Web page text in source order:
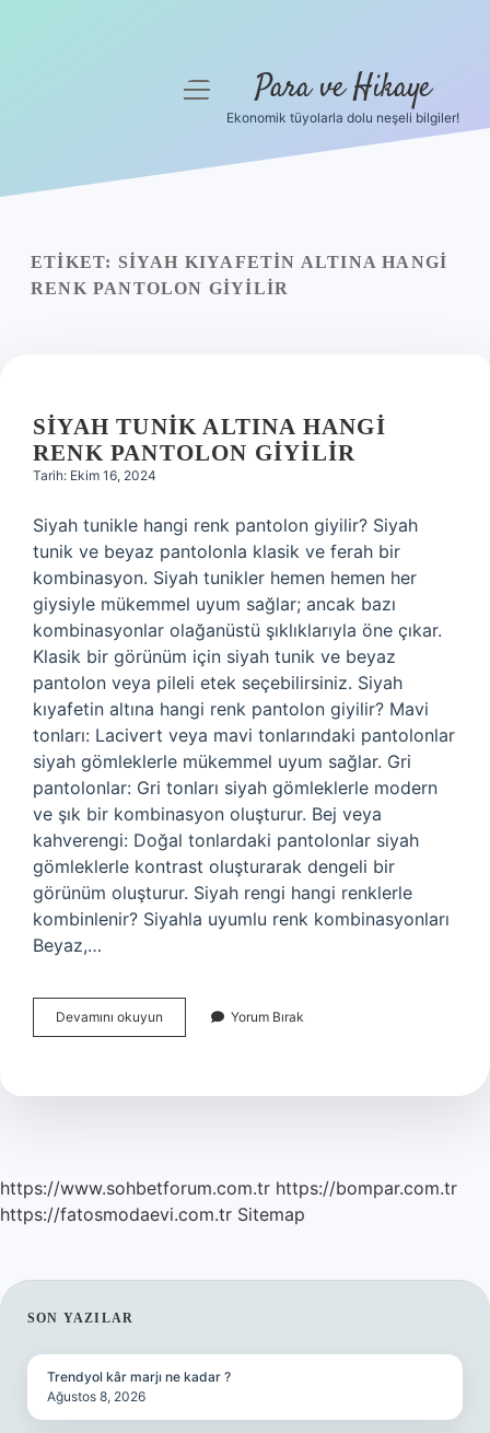
Yasal Uyarı
menüyü
Para ve Hikaye
Ekonomik tüyolarla dolu neşeli bilgiler!
ETIKET: SIYAH KIYAFETIN ALTINA HANGI
RENK PANTOLON GIYILIR
SIYAH TUNIK ALTINA HANGI
RENK PANTOLON GIYILIR
Tarih: Ekim 16, 2024
Siyah tunikle hangi renk pantolon giyilir? Siyah
tunik ve beyaz pantolonla klasik ve ferah bir
kombinasyon. Siyah tunikler hemen hemen her
giysiyle mükemmel uyum sağlar; ancak bazı
kombinasyonlar olağanüstü şıklıklarıyla öne çıkar.
Klasik bir görünüm için siyah tunik ve beyaz
pantolon veya pileli etek seçebilirsiniz. Siyah
kıyafetin altına hangi renk pantolon giyilir? Mavi
tonları: Lacivert veya mavi tonlarındaki pantolonlar
siyah gömleklerle mükemmel uyum sağlar. Gri
pantolonlar: Gri tonları siyah gömleklerle modern
ve şık bir kombinasyon oluşturur. Bej veya
kahverengi: Doğal tonlardaki pantolonlar siyah
gömleklerle kontrast oluşturarak dengeli bir
görünüm oluşturur. Siyah rengi hangi renklerle
kombinlenir? Siyahla uyumlu renk kombinasyonları
Beyaz,…
Devamını okuyun
Tunik
Renk
Yorum Bırak
https://www.sohbetforum.com.tr https://bompar.com.tr
https://fatosmodaevi.com.tr Sitemap
SIDEBAR
SON YAZILAR
Trendyol kâr marjı ne kadar ?
Ağustos 8, 2026